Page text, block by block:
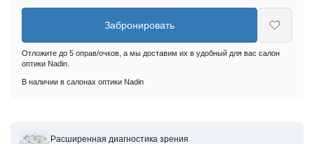
Забронировать
Отложите до 5 оправ/очков, а мы доставим их в удобный для вас салон
оптики Nadin.
В наличии в салонах оптики Nadin
Расширенная диагностика зрения